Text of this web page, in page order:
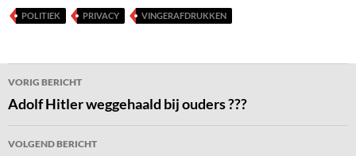
POLITIEK PRIVACY VINGERAFDRUKKEN
Bericht
navigatie
VORIG BERICHT
Adolf Hitler weggehaald bij ouders ???
VOLGEND BERICHT